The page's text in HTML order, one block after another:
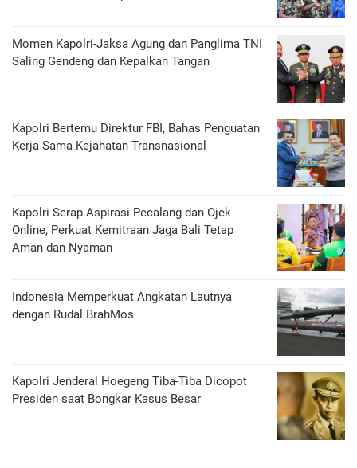
Momen Kapolri-Jaksa Agung dan Panglima TNI
Saling Gendeng dan Kepalkan Tangan
Kapolri Bertemu Direktur FBI, Bahas Penguatan
Kerja Sama Kejahatan Transnasional
Kapolri Serap Aspirasi Pecalang dan Ojek
Online, Perkuat Kemitraan Jaga Bali Tetap
Aman dan Nyaman
Indonesia Memperkuat Angkatan Lautnya
dengan Rudal BrahMos
Kapolri Jenderal Hoegeng Tiba-Tiba Dicopot
Presiden saat Bongkar Kasus Besar